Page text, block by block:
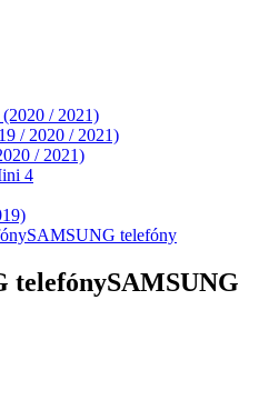
/ 2021)
/ 2020 / 2021)
/ 2021)
4
SAMSUNG telefóny
SAMSUNG